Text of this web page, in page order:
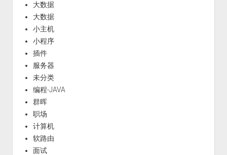
大数据
大数据
小主机
小程序
插件
服务器
未分类
编程-JAVA
群晖
职场
计算机
软路由
面试